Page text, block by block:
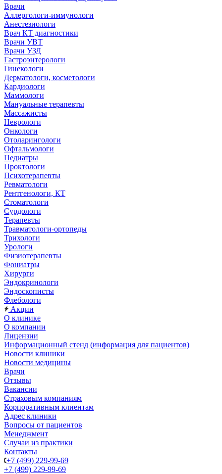
Врачи
Аллергологи-иммунологи
Анестезиологи
Врач КТ диагностики
Врачи УВТ
Врачи УЗД
Гастроэнтерологи
Гинекологи
Дерматологи, косметологи
Кардиологи
Маммологи
Мануальные терапевты
Массажисты
Неврологи
Онкологи
Отоларингологи
Офтальмологи
Педиатры
Проктологи
Психотерапевты
Ревматологи
Рентгенологи, КТ
Стоматологи
Сурдологи
Терапевты
Травматологи-ортопеды
Трихологи
Урологи
Физиотерапевты
Фониатры
Хирурги
Эндокринологи
Эндоскописты
Флебологи
Акции
О клинике
О компании
Лицензии
Информационный стенд (информация для пациентов)
Новости клиники
Новости медицины
Врачи
Отзывы
Вакансии
Страховым компаниям
Корпоративным клиентам
Адрес клиники
Вопросы от пациентов
Менеджмент
Случаи из практики
Контакты
+7 (499) 229-99-69
+7 (499) 229-99-69